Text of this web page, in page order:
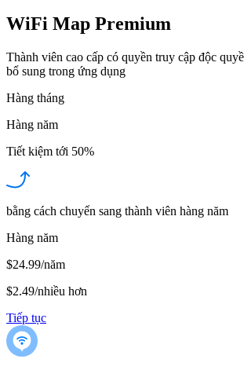
WiFi Map Premium
Thành viên cao cấp có quyền truy cập độc
bổ sung trong ứng dụng
Hàng tháng
Hàng năm
Tiết kiệm tới 50%
bằng cách chuyển sang thành viên hàng năm
Hàng năm
$24.99/năm
$2.49/nhiều hơn
Tiếp tục